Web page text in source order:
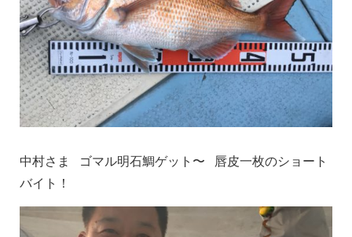
中村さま ゴマル明石鯛ゲット〜 唇皮一枚のショート
バイト！